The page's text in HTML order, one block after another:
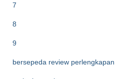
7
8
9
bersepeda review perlengkapan